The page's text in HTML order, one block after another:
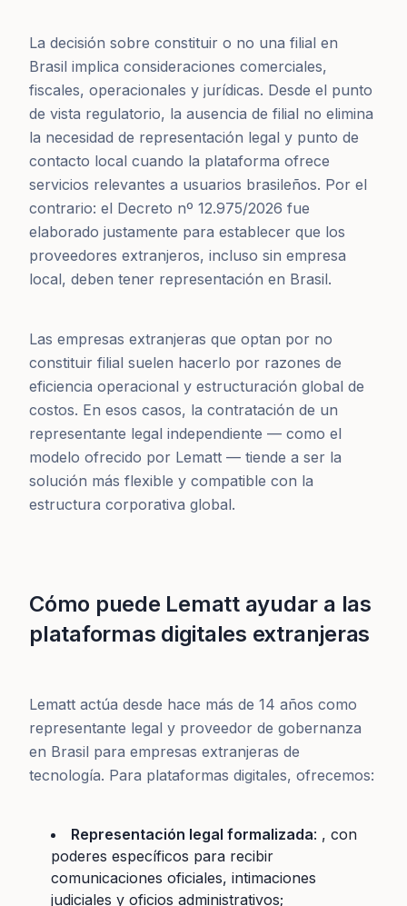
La decisión sobre constituir o no una filial en
Brasil implica consideraciones comerciales,
fiscales, operacionales y jurídicas. Desde el punto
de vista regulatorio, la ausencia de filial no elimina
la necesidad de representación legal y punto de
contacto local cuando la plataforma ofrece
servicios relevantes a usuarios brasileños. Por el
contrario: el Decreto nº 12.975/2026 fue
elaborado justamente para establecer que los
proveedores extranjeros, incluso sin empresa
local, deben tener representación en Brasil.
Las empresas extranjeras que optan por no
constituir filial suelen hacerlo por razones de
eficiencia operacional y estructuración global de
costos. En esos casos, la contratación de un
representante legal independiente — como el
modelo ofrecido por Lematt — tiende a ser la
solución más flexible y compatible con la
estructura corporativa global.
Cómo puede Lematt ayudar a las
plataformas digitales extranjeras
Lematt actúa desde hace más de 14 años como
representante legal y proveedor de gobernanza
en Brasil para empresas extranjeras de
tecnología. Para plataformas digitales, ofrecemos:
Representación legal formalizada: , con
poderes específicos para recibir
comunicaciones oficiales, intimaciones
judiciales y oficios administrativos;